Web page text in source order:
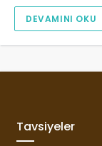
DEVAMINI OKU
Tavsiyeler